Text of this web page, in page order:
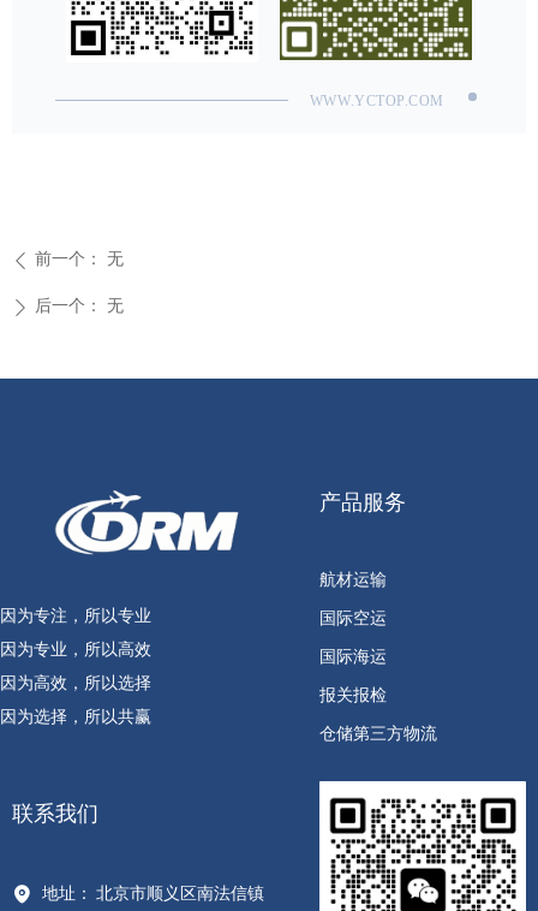
WWW.YCTOP.COM
ꄴ 前一个： 无
ꄲ 后一个： 无
因为专注，所以专业
因为专业，所以高效
因为高效，所以选择
因为选择，所以共赢
产品服务
航材运输
国际空运
国际海运
报关报检
仓储第三方物流
联系我们
地址： 北京市顺义区南法信镇